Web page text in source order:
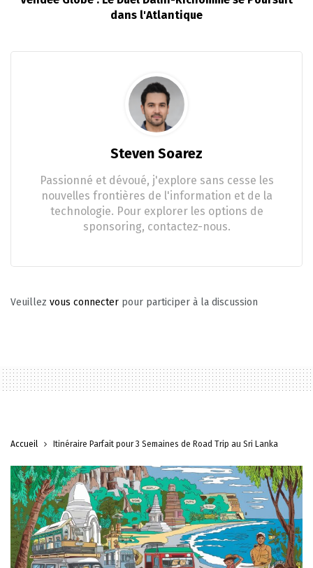
dans l'Atlantique
Steven Soarez
Passionné et dévoué, j'explore sans cesse les
nouvelles frontières de l'information et de la
technologie. Pour explorer les options de
sponsoring, contactez-nous.
Veuillez vous connecter pour participer à la discussion
Accueil Itinéraire Parfait pour 3 Semaines de Road Trip au Sri Lanka